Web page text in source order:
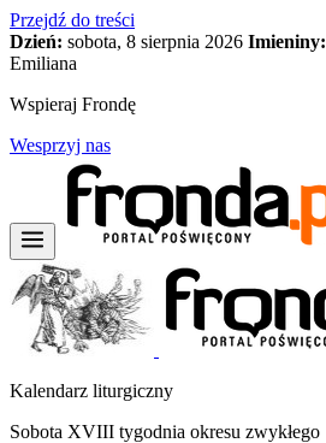
Przejdź do treści
Dzień: sobota, 8 sierpnia 2026 Imieniny:
Emiliana
Wspieraj Frondę
Wesprzyj nas
Kalendarz liturgiczny
Sobota XVIII tygodnia okresu zwykłego